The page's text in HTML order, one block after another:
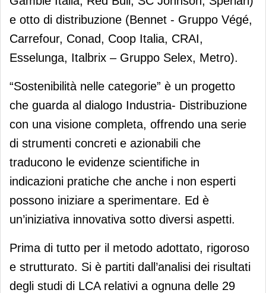
e otto di distribuzione (Bennet - Gruppo Végé,
Carrefour, Conad, Coop Italia, CRAI,
Esselunga, Italbrix – Gruppo Selex, Metro).
“Sostenibilità nelle categorie” è un progetto
che guarda al dialogo Industria- Distribuzione
con una visione completa, offrendo una serie
di strumenti concreti e azionabili che
traducono le evidenze scientifiche in
indicazioni pratiche che anche i non esperti
possono iniziare a sperimentare. Ed è
un’iniziativa innovativa sotto diversi aspetti.
Prima di tutto per il metodo adottato, rigoroso
e strutturato. Si è partiti dall’analisi dei risultati
degli studi di LCA relativi a ognuna delle 29